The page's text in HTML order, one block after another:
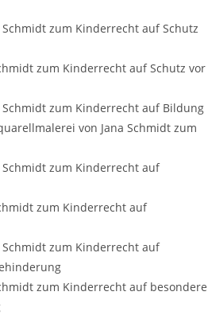
zum Kinderrecht auf Schutz vor
von Jana Schmidt zum
zum Kinderrecht auf
zum Kinderrecht auf besondere